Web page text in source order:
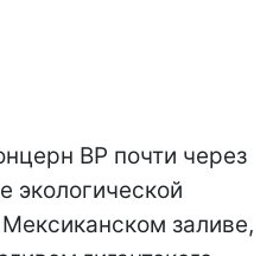
BP почти через
экологической
заливе,